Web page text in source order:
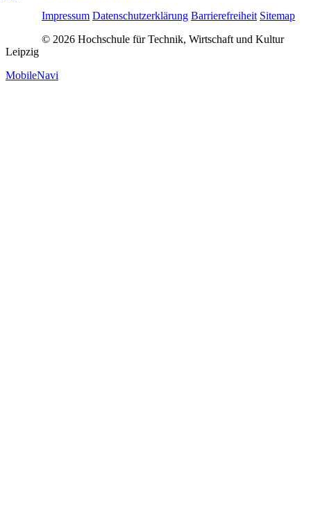
Impressum Datenschutzerklärung Barrierefreiheit Sitemap
© 2026 Hochschule für Technik, Wirtschaft und Kultur
Leipzig
MobileNavi